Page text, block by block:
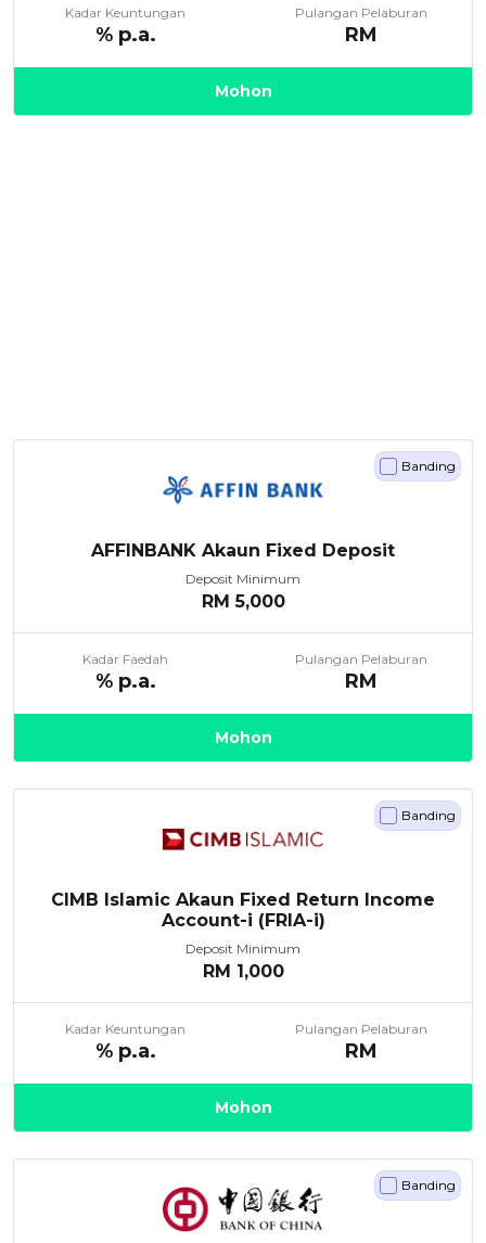
Kadar Keuntungan
% p.a.
Pulangan Pelaburan
RM
Mohon
AFFINBANK Akaun Fixed Deposit
Deposit Minimum
RM 5,000
Kadar Faedah
% p.a.
Pulangan Pelaburan
RM
Banding
Mohon
CIMB Islamic Akaun Fixed Return Income
Account-i (FRIA-i)
Deposit Minimum
RM 1,000
Kadar Keuntungan
% p.a.
Pulangan Pelaburan
RM
Banding
Mohon
Banding